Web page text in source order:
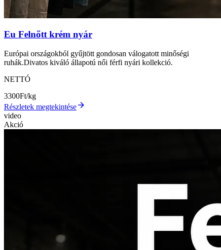
Eu Felnőtt krém nyár
Európai országokból gyűjtött gondosan válogatott minőségi
ruhák.Divatos kiváló állapotú női férfi nyári kollekció.
NETTÓ
3300Ft/kg
Részletek megtekintése
video
Akció